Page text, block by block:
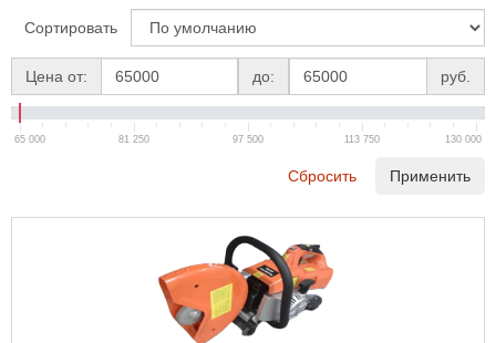
Сортировать
Цена от: до: руб.
65 000 81 250 97 500 113 750 130 000
Сбросить Применить